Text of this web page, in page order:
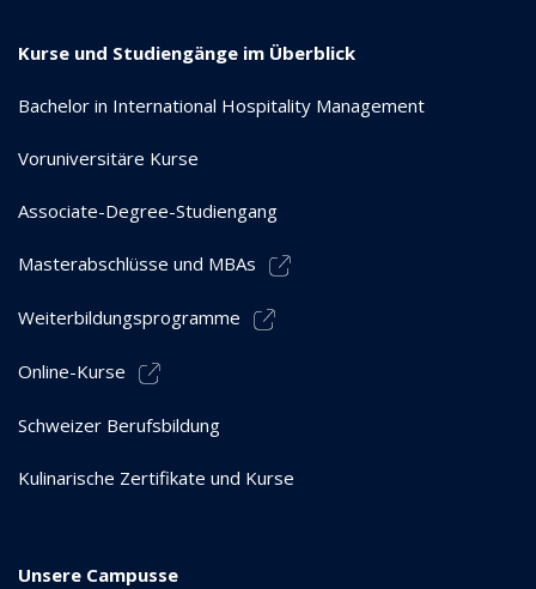
Kurse und Studiengänge im Überblick
Bachelor in International Hospitality Management
Voruniversitäre Kurse
Associate-Degree-Studiengang
Masterabschlüsse und MBAs
Weiterbildungsprogramme
Online-Kurse
Schweizer Berufsbildung
Kulinarische Zertifikate und Kurse
Unsere Campusse